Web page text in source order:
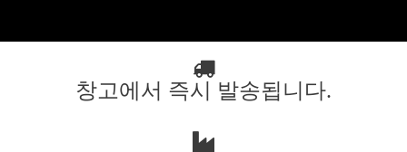
창고에서 즉시 발송됩니다.